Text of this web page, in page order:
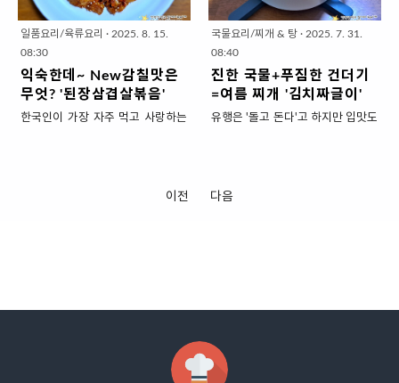
양념치킨(순살) 2종이컵, 샐러드채
소 4종이..
인여자 주먹크기 ▣ 양념재료 (밥숟
가락) : ..
두번만 접으면 끝!샌드위치를 만들
려면 식빵은 2장은 있어야 재료를
로리보다 낮으니 일단 탄수화물이
적게 들어갑니다.생야채도 넣고 닭
가슴살햄과 달걀,치즈로 단백질도
기 좋은 메뉴입니다. 영양과 맛을 올
골한 이유도 다 이놈의 '에어컨 바
람'때문일 수도.그래도 시골이라 저
니다.더운데 불 앞에서 극기훈련하
지 마시고 '냉면육수'로 시원한 여름
국물요리 만들어보세요.이미 간이
더위에 집나간 입맛도 살려주고빨
일품요리/육류요리 · 2025. 8. 15.
08:30
익숙한데~ New감칠맛은
무엇? '된장삼겹살볶음'
한국인이 가장 자주 먹고 사랑하는
리에는 적합하지 않고~ 만만하게
장'양념에 볶는 것인데요.된장에 매
운맛과 단맛, 그리고 마늘맛까지 더
해주니 ...익숙했던 그맛이 새롭게
국물요리/찌개 & 탕 · 2025. 7. 31.
08:40
진한 국물+푸짐한 건더기
=여름 찌개 '김치짜글이'
유행은 '돌고 돈다'고 하지만 입맛도
입맛은 다시 김치찌개랑 밥을 찾게
입니다.진해서 뜨거운 국물은 조금
만 먹어도 그 맛은 입안 가득 찬다는
말입니다.짜글이 맛집에 가면 건더
이전 다음